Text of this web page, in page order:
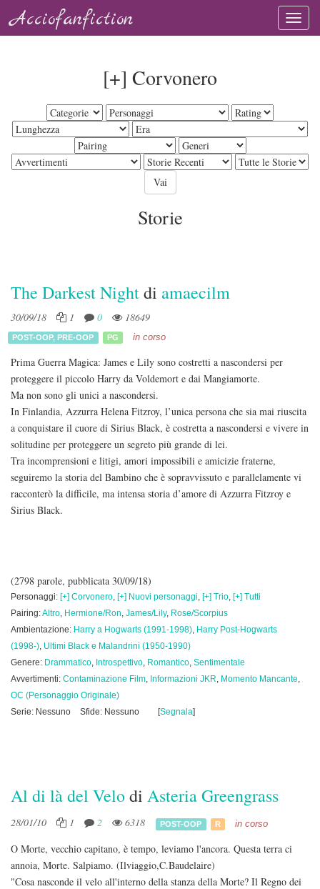
Acciofanfiction
[+] Corvonero
Storie
The Darkest Nightdi amaecilm
30/09/18 1 0 18649
POST-OOP,PRE-OOP PG in corso
Prima Guerra Magica: James e Lily sono costretti a nascondersi per
proteggere il piccolo Harry da Voldemort e dai Mangiamorte.
Ma non sono gli unici a nascondersi.
In Finlandia, Azzurra Helena Fitzroy, l’unica persona che sia mai riuscita
a conquistare il cuore di Sirius Black, è costretta a nascondersi e vivere in
solitudine per proteggere un segreto più grande di lei.
Tra incomprensioni e litigi, amori impossibili e amicizie fraterne,
seguiremo la storia del Bambino che è sopravvissuto e parallelamente vi
racconterò la difficile, ma intensa storia d’amore di Azzurra Fitzroy e
Sirius Black.
(2798 parole, pubblicata 30/09/18)
Personaggi: [+] Corvonero, [+] Nuovi personaggi, [+] Trio, [+] Tutti
Pairing:Altro, Hermione/Ron, James/Lily, Rose/Scorpius
Ambientazione: Harry a Hogwarts (1991-1998), Harry Post-Hogwarts
(1998-), Ultimi Black e Malandrini (1950-1990)
Genere: Drammatico, Introspettivo, Romantico, Sentimentale
Avvertimenti: Contaminazione Film, Informazioni JKR, Momento Mancante,
OC (Personaggio Originale)
Serie: Nessuno
Sfide: Nessuno [Segnala]
Al di là del Velodi Asteria Greengrass
28/01/10 1 2 6318 POST-OOP R in corso
O Morte, vecchio capitano, è tempo, leviamo l'ancora. Questa terra ci
annoia, Morte. Salpiamo. (Ilviaggio,C.Baudelaire)
"Cosa nasconde il velo all'interno della stanza della Morte? Il Regno dei